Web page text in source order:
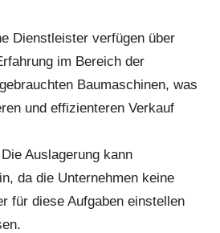
Dienstleister verfügen über
im Bereich der
Baumaschinen, was
und effizienteren Verkauf
Die Auslagerung kann
da die Unternehmen keine
für diese Aufgaben einstellen